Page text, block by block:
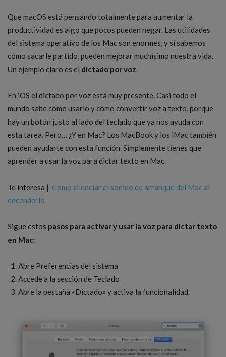
Que macOS está pensando totalmente para aumentar la
productividad es algo que pocos pueden negar. Las utilidades
del sistema operativo de los Mac son enormes, y si sabemos
cómo sacarle partido, pueden mejorar muchísimo nuestra vida.
Un ejemplo claro es el dictado por voz.
En iOS el dictado por voz está muy presente. Casi todo el
mundo sabe cómo usarlo y cómo convertir voz a texto, porque
hay un botón justo al lado del teclado que ya nos ayuda con
esta tarea. Pero… ¿Y en Mac? Los MacBook y los iMac también
pueden ayudarte con esta función. Simplemente tienes que
aprender a usar la voz para dictar texto en Mac.
Te interesa | Cómo silenciar el sonido de arranque del Mac al
encenderlo
Sigue estos pasos para activar y usar la voz para dictar texto
en Mac:
Abre Preferencias del sistema
Accede a la sección de Teclado
Abre la pestaña «Dictado» y activa la funcionalidad.